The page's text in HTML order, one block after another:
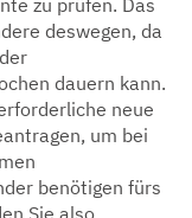
deswegen, da
dauern kann.
neue
um bei
benötigen fürs
Sie also